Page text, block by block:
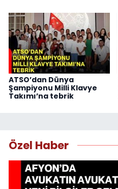
ATSO’dan Dünya
Şampiyonu Milli Klavye
Takımı’na tebrik
Özel Haber